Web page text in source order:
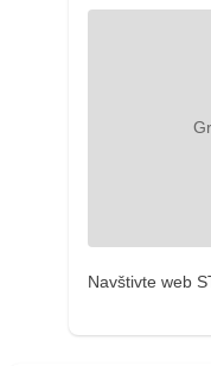
Navštivte web